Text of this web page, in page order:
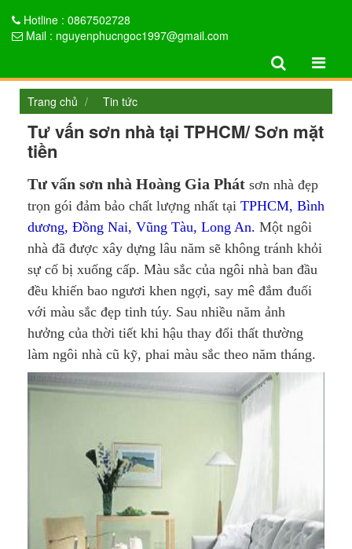
Hotline : 0867502728
Mail : nguyenphucngoc1997@gmail.com
Trang chủ Tin tức
Tư vấn sơn nhà tại TPHCM/ Sơn mặt
tiền
Tư vấn sơn nhà Hoàng Gia Phát sơn nhà đẹp
trọn gói đảm bảo chất lượng nhất tại TPHCM, Bình
dương, Đồng Nai, Vũng Tàu, Long An. Một ngôi
nhà đã được xây dựng lâu năm sẽ không tránh khỏi
sự cố bị xuống cấp. Màu sắc của ngôi nhà ban đầu
đều khiến bao ngươi khen ngợi, say mê đắm đuối
với màu sắc đẹp tinh túy. Sau nhiều năm ảnh
hưởng của thời tiết khi hậu thay đổi thất thường
làm ngôi nhà cũ kỹ, phai màu sắc theo năm tháng.